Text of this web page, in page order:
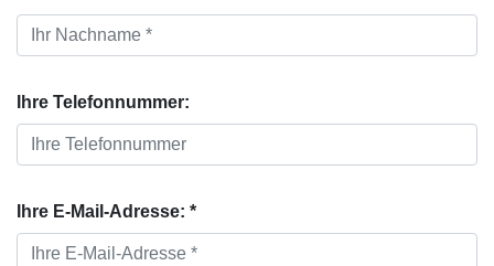
Ihre Telefonnummer:
Ihre E-Mail-Adresse: *